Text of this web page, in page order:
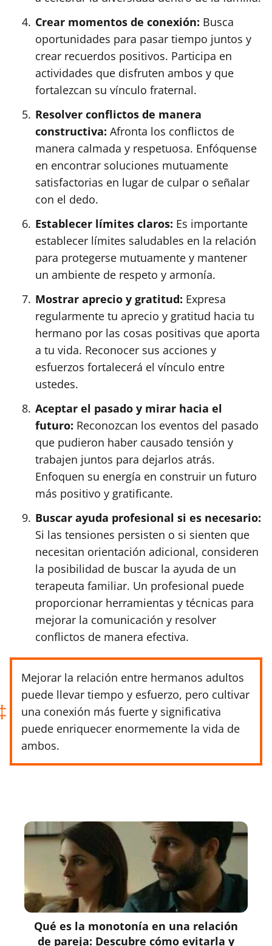
Crear momentos de conexión: Busca
oportunidades para pasar tiempo juntos y
crear recuerdos positivos. Participa en
actividades que disfruten ambos y que
fortalezcan su vínculo fraternal.
Resolver conflictos de manera
constructiva: Afronta los conflictos de
manera calmada y respetuosa. Enfóquense
en encontrar soluciones mutuamente
satisfactorias en lugar de culpar o señalar
con el dedo.
Establecer límites claros: Es importante
establecer límites saludables en la relación
para protegerse mutuamente y mantener
un ambiente de respeto y armonía.
Mostrar aprecio y gratitud: Expresa
regularmente tu aprecio y gratitud hacia tu
hermano por las cosas positivas que aporta
a tu vida. Reconocer sus acciones y
esfuerzos fortalecerá el vínculo entre
ustedes.
Aceptar el pasado y mirar hacia el
futuro: Reconozcan los eventos del pasado
que pudieron haber causado tensión y
trabajen juntos para dejarlos atrás.
Enfoquen su energía en construir un futuro
más positivo y gratificante.
Buscar ayuda profesional si es necesario:
Si las tensiones persisten o si sienten que
necesitan orientación adicional, consideren
la posibilidad de buscar la ayuda de un
terapeuta familiar. Un profesional puede
proporcionar herramientas y técnicas para
mejorar la comunicación y resolver
conflictos de manera efectiva.
Mejorar la relación entre hermanos adultos
puede llevar tiempo y esfuerzo, pero cultivar
una conexión más fuerte y significativa
puede enriquecer enormemente la vida de
ambos.
Qué es la monotonía en una relación
de pareja: Descubre cómo evitarla y